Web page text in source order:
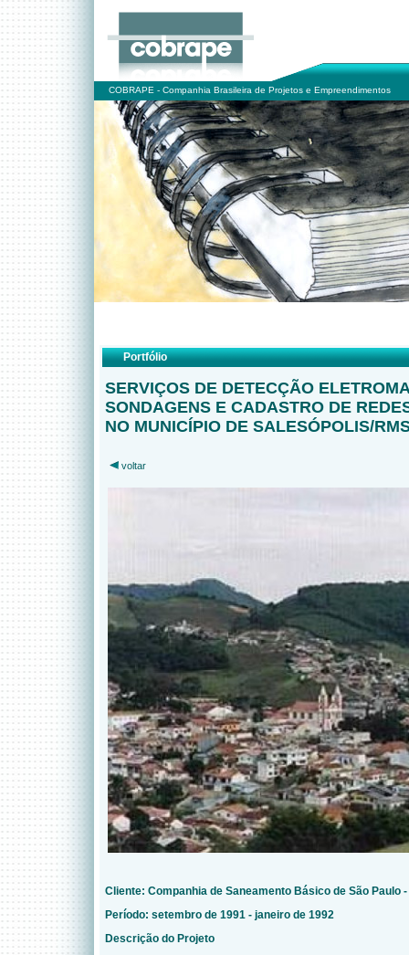
COBRAPE - Companhia Brasileira de Projetos e Empreendimentos
Portfólio
SERVIÇOS DE DETECÇÃO
SONDAGENS E CADASTRO DE
NO MUNICÍPIO DE SALESÓPOLIS/
voltar
Cliente: Companhia de Saneamento Básico de São Paulo
Período: setembro de 1991 - janeiro de 1992
Descrição do Projeto